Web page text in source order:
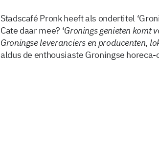
Stadscafé Pronk heeft als ondertitel
Cate daar mee? ‘Gronings genieten komt
Groningse leveranciers en producenten,
aldus de enthousiaste Groningse